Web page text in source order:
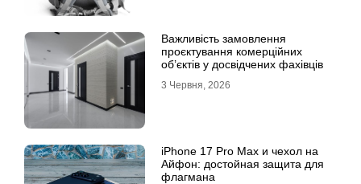
Важливість замовлення
проєктування комерційних
об’єктів у досвідчених фахівців
3 Червня, 2026
iPhone 17 Pro Max и чехол на
Айфон: достойная защита для
флагмана